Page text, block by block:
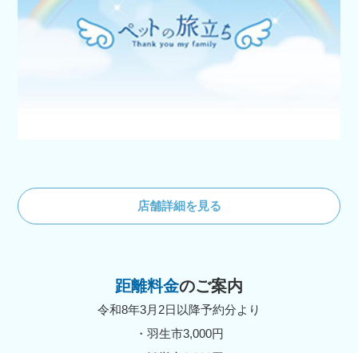
店舗詳細を見る
距離料金のご案内
令和8年3月2日以降予約分より
・羽生市3,000円